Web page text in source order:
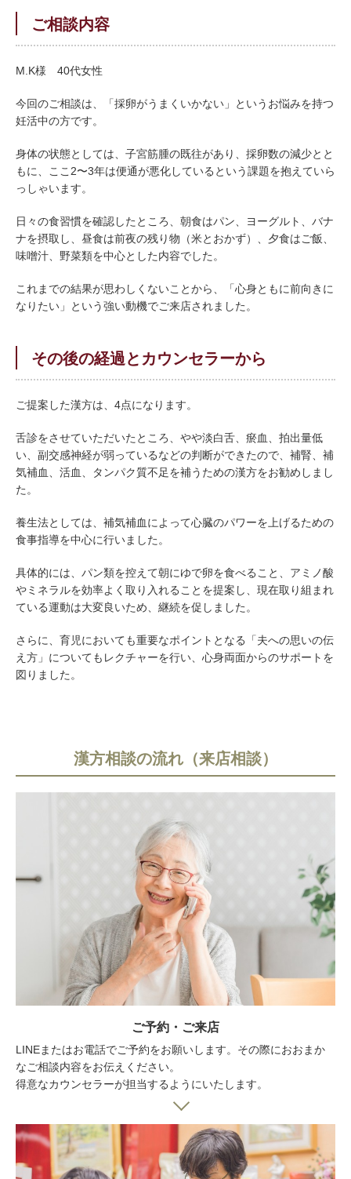
ご相談内容
M.K様 40代女性
今回のご相談は、「採卵がうまくいかない」というお悩みを持つ
妊活中の方です。
身体の状態としては、子宮筋腫の既往があり、採卵数の減少とと
もに、ここ2〜3年は便通が悪化しているという課題を抱えていら
っしゃいます。
日々の食習慣を確認したところ、朝食はパン、ヨーグルト、バナ
ナを摂取し、昼食は前夜の残り物（米とおかず）、夕食はご飯、
味噌汁、野菜類を中心とした内容でした。
これまでの結果が思わしくないことから、「心身ともに前向きに
なりたい」という強い動機でご来店されました。
その後の経過とカウンセラーから
ご提案した漢方は、4点になります。
舌診をさせていただいたところ、やや淡白舌、瘀血、拍出量低
い、副交感神経が弱っているなどの判断ができたので、補腎、補
気補血、活血、タンパク質不足を補うための漢方をお勧めしまし
た。
養生法としては、補気補血によって心臓のパワーを上げるための
食事指導を中心に行いました。
具体的には、パン類を控えて朝にゆで卵を食べること、アミノ酸
やミネラルを効率よく取り入れることを提案し、現在取り組まれ
ている運動は大変良いため、継続を促しました。
さらに、育児においても重要なポイントとなる「夫への思いの伝
え方」についてもレクチャーを行い、心身両面からのサポートを
図りました。
漢方相談の流れ（来店相談）
ご予約・ご来店
LINEまたはお電話でご予約をお願いします。その際におおまか
なご相談内容をお伝えください。
得意なカウンセラーが担当するようにいたします。